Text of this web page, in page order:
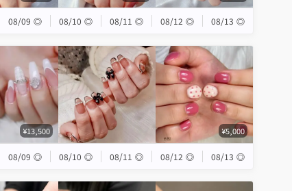
08/09 ◎ 08/10 ◎ 08/11 ◎ 08/12 ◎ 08/13 ◎
¥13,500 ¥5,000
08/09 ◎ 08/10 ◎ 08/11 ◎ 08/12 ◎ 08/13 ◎